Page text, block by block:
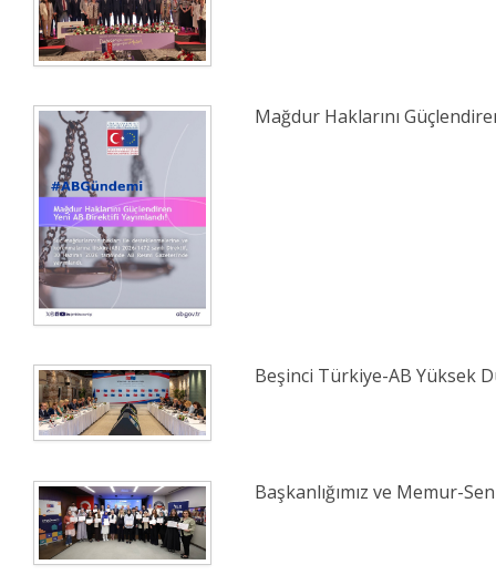
Mağdur Haklarını
Beşinci Türkiye-AB Yüksek
Başkanlığımız ve Memur-